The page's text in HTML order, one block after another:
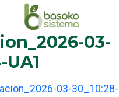
03-
UA1
03-30_10:28-